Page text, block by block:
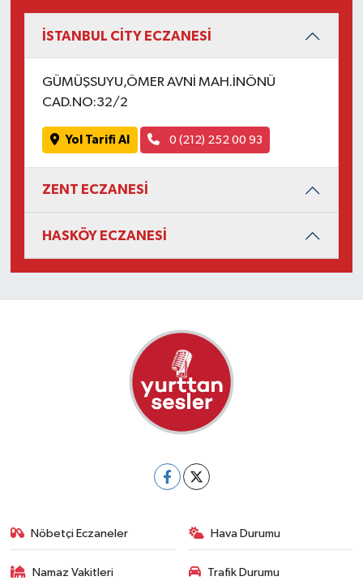
İSTANBUL CİTY ECZANESİ
GÜMÜŞSUYU,ÖMER AVNİ MAH.İNÖNÜ
CAD.NO:32/2
Yol Tarifi Al 0 (212) 252 00 93
ZENT ECZANESİ
HASKÖY ECZANESİ
Nöbetçi Eczaneler Hava Durumu
Namaz Vakitleri Trafik Durumu